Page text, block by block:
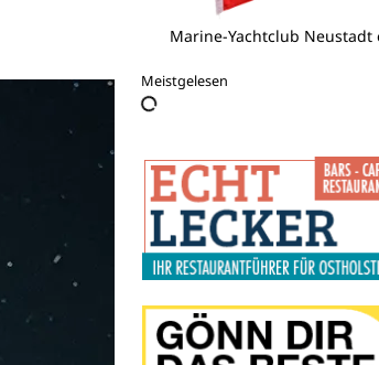
Hilfe für die Ukraine
Meistgelesen